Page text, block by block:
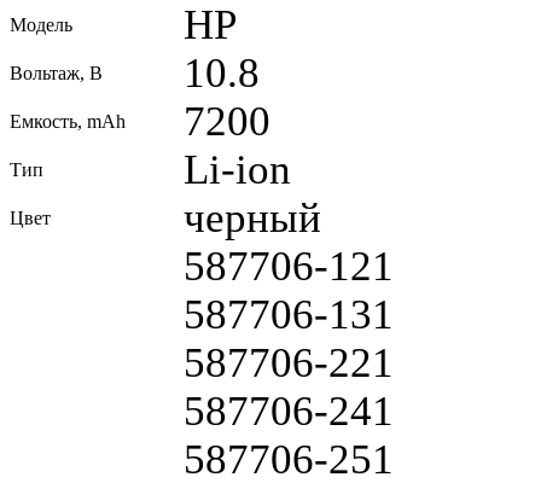
Модель HP
Вольтаж, В 10.8
Емкость, mAh 7200
Тип Li-ion
Цвет черный
587706-121
587706-131
587706-221
587706-241
587706-251